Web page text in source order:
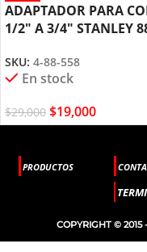
ADAPTADOR PARA
1/2″ A 3/4″ STANLEY
SKU: 4-88-558
En stock
$29,000 $19,000
PRODUCTOS
COPYRIGHT © 2015